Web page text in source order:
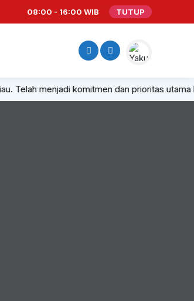
08:00 - 16:00 WIB TUTUP
menjadi komitmen dan prioritas utama